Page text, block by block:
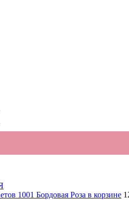
1001 Бордовая Роза в корзине